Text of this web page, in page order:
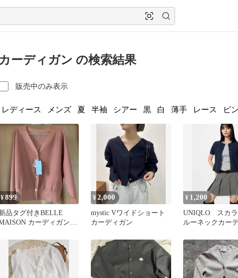
カーディガン の検索結果
販売中のみ表示
レディース メンズ 夏 半袖 シアー 黒 白 薄手 レース ピ
¥899
品タグ付きBELLE
カーディガン
¥2,000
mystic Vワイドショート
カーディガン
¥ 1,200
UNIQLO スカラ
ルーネックカー